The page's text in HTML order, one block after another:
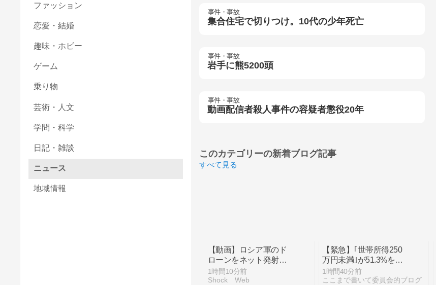
事件・事故
集合住宅で切りつけ。10代の少年死亡
事件・事故
岩手に熊5200頭
事件・事故
動画配信者殺人事件の容疑者懲役20年
このカテゴリーの新着ブログ記事
すべて見る
【動画】ロシア軍のド
ローンをネット発射装
置で撃墜するウクライ
ナ。
1時間10分前
Shock Web
【緊急】｢世帯所得250
万円未満｣が51.3%を占
める←コレよく考えた
らやばく
1時間40分前
ここまで書いて委員会的ブログ
ファッション
恋愛・結婚
趣味・ホビー
ゲーム
乗り物
芸術・人文
学問・科学
日記・雑談
ニュース
地域情報